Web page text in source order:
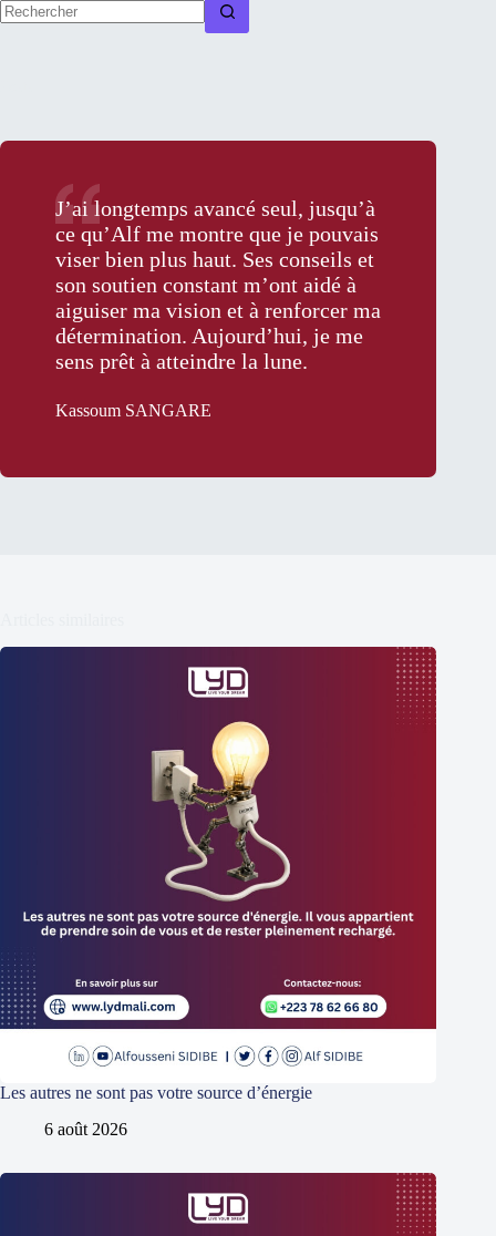
J’ai longtemps avancé seul, jusqu’à
ce qu’Alf me montre que je pouvais
viser bien plus haut. Ses conseils et
son soutien constant m’ont aidé à
aiguiser ma vision et à renforcer ma
détermination. Aujourd’hui, je me
sens prêt à atteindre la lune.
Kassoum SANGARE
Les autres ne sont pas votre source d’énergie
6 août 2026